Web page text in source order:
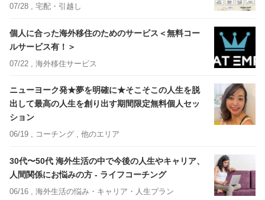
07/28 , 宅配・引越し
個人に合った海外移住のためのサービス＜無料コー
ルサービス有！＞
07/22 , 海外移住サービス
ニューヨーク発★夢を明確に★そこそこの人生を脱
出して最高の人生を創り出す期間限定無料個人セッ
ション
06/19 , コーチング , 他のエリア
30代〜50代 海外生活の中で今後の人生やキャリア、
人間関係にお悩みの方 - ライフコーチング
06/16 , 海外生活の悩み・キャリア・人生プラン